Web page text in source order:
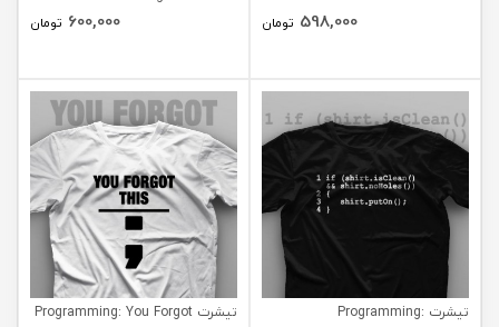
598,000 تومان 600,000 تومان
تیشرت Programming:
تیشرت Programming: You Forgot